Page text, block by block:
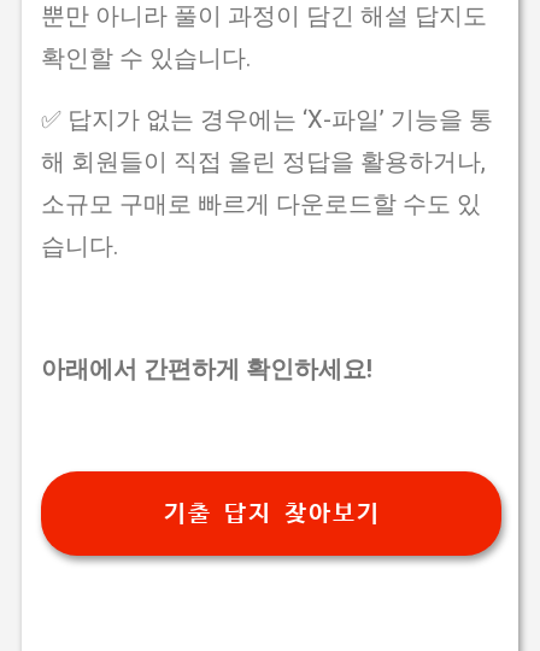
뿐만 아니라 풀이 과정이 담긴 해설 답지도
확인할 수 있습니다.
✅ 답지가 없는 경우에는 ‘X-파일’ 기능을 통
해 회원들이 직접 올린 정답을 활용하거나,
소규모 구매로 빠르게 다운로드할 수도 있
습니다.
아래에서 간편하게 확인하세요!
기출 답지 찾아보기